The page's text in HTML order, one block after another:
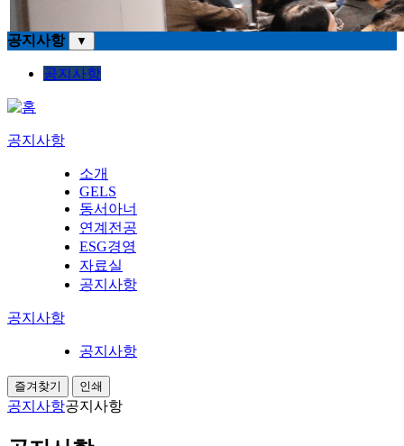
공지사항 ▼
공지사항
공지사항
소개
GELS
동서아너
연계전공
ESG경영
자료실
공지사항
공지사항
공지사항
즐겨찾기 인쇄
공지사항공지사항